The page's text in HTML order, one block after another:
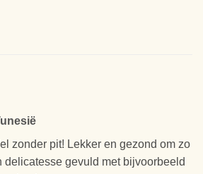
zonder pit! Lekker en gezond om zo
delicatesse gevuld met bijvoorbeeld